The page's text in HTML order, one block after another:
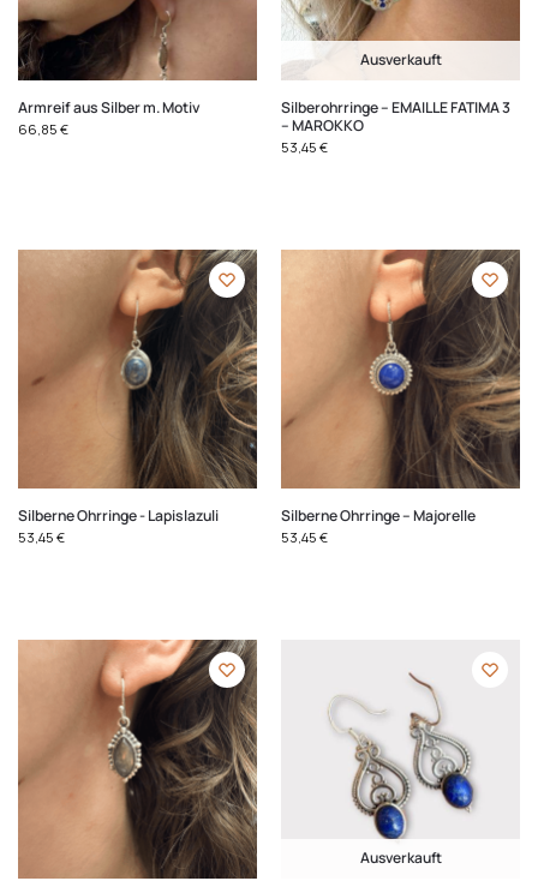
Armreif aus Silber m. Motiv
66,85 €
Ausverkauft
Silberohrringe – EMAILLE FATIMA 3
– MAROKKO
53,45 €
Silberne Ohrringe - Lapislazuli
53,45 €
Silberne Ohrringe – Majorelle
53,45 €
Ausverkauft